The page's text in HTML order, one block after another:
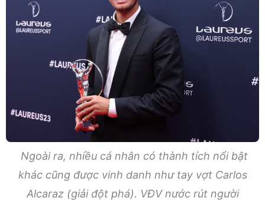
Ngoài ra, nhiều cá nhân có thành tích nổi bật
khác cũng được vinh danh như tay vợt Carlos
Alcaraz (giải đột phá). VĐV nước rút người